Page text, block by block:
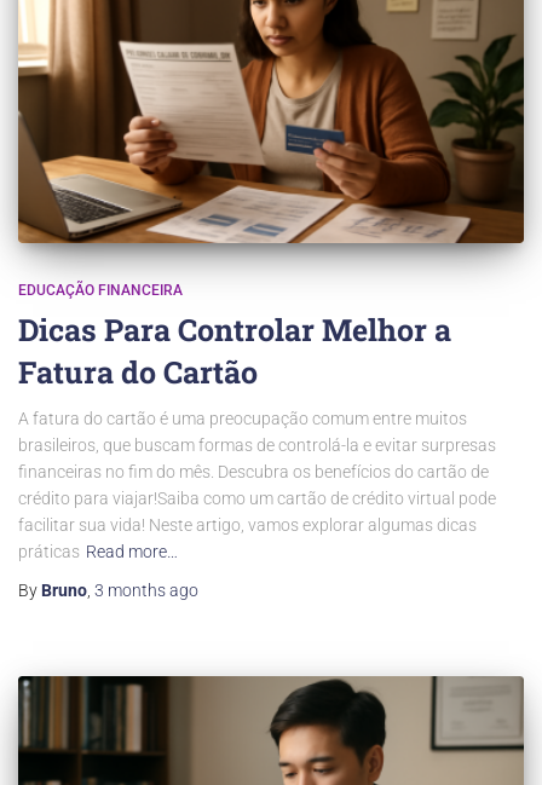
EDUCAÇÃO FINANCEIRA
Dicas Para Controlar Melhor a
Fatura do Cartão
A fatura do cartão é uma preocupação comum entre muitos
brasileiros, que buscam formas de controlá-la e evitar surpresas
financeiras no fim do mês. Descubra os benefícios do cartão de
crédito para viajar!Saiba como um cartão de crédito virtual pode
facilitar sua vida! Neste artigo, vamos explorar algumas dicas
práticas Read more…
By Bruno 3 monthsago